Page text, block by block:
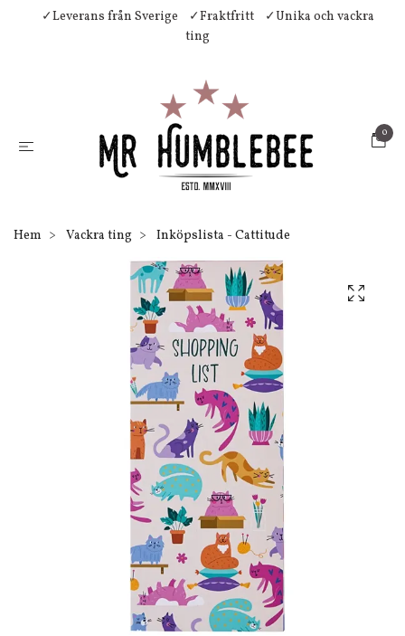
✓Leverans från Sverige ✓Fraktfritt
✓Unika och vackra
ting
0
Hem Vackra ting Inköpslista - Cattitude